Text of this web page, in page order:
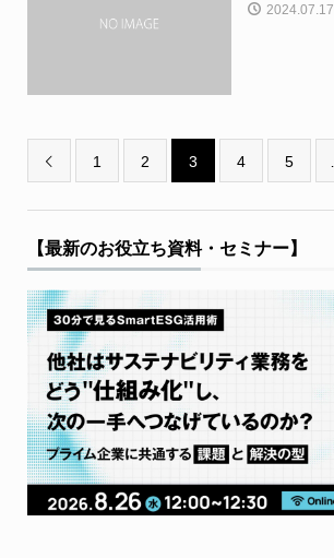
2024.07.17
 1 2 3 4 5
【最新のお役立ち資料・セミナー】